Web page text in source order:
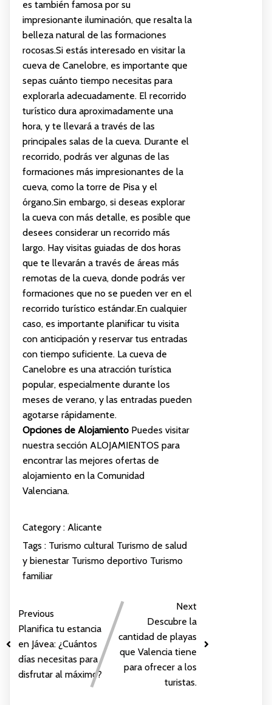
es también famosa por su
impresionante iluminación, que resalta la
belleza natural de las formaciones
rocosas.Si estás interesado en visitar la
cueva de Canelobre, es importante que
sepas cuánto tiempo necesitas para
explorarla adecuadamente. El recorrido
turístico dura aproximadamente una
hora, y te llevará a través de las
principales salas de la cueva. Durante el
recorrido, podrás ver algunas de las
formaciones más impresionantes de la
cueva, como la torre de Pisa y el
órgano.Sin embargo, si deseas explorar
la cueva con más detalle, es posible que
desees considerar un recorrido más
largo. Hay visitas guiadas de dos horas
que te llevarán a través de áreas más
remotas de la cueva, donde podrás ver
formaciones que no se pueden ver en el
recorrido turístico estándar.En cualquier
caso, es importante planificar tu visita
con anticipación y reservar tus entradas
con tiempo suficiente. La cueva de
Canelobre es una atracción turística
popular, especialmente durante los
meses de verano, y las entradas pueden
agotarse rápidamente.
Opciones de AlojamientoPuedes visitar
nuestra sección ALOJAMIENTOS para
encontrar las mejores ofertas de
alojamiento en la Comunidad
Valenciana.
Category : Alicante
Tags : Turismo cultural Turismo de salud
y bienestar Turismo deportivo Turismo
familiar
Previous
Planifica tu estancia
en Jávea: ¿Cuántos
días necesitas para
disfrutar al máximo?
Next
Descubre la
cantidad de playas
que Valencia tiene
para ofrecer a los
turistas.